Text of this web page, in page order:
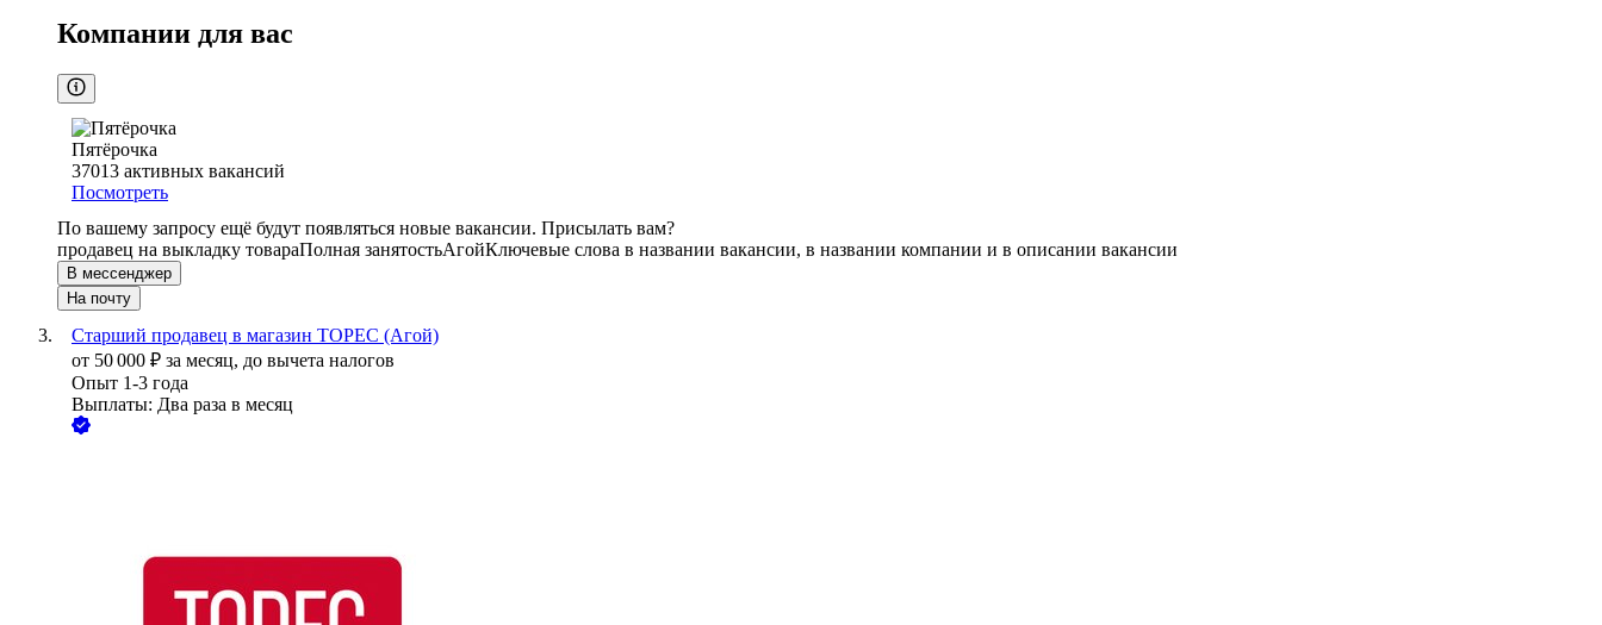
Компании для вас
Пятёрочка
37013 активных вакансий
Посмотреть
По вашему запросу ещё будут появляться новые вакансии. Присылать вам?
продавец на выкладку товараПолная занятостьАгойКлючевые слова в названии вакансии, в названии компании и в описании вакансии
В мессенджер
На почту
Старший продавец в магазин ТОРЕС (Агой)
от 50 000 ₽ за месяц, до вычета налогов
Опыт 1-3 года
Выплаты: Два раза в месяц